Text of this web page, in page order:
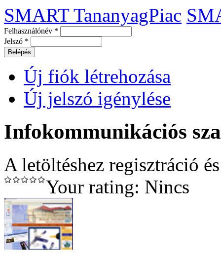
SMART TananyagPiac
Felhasználónév *
Jelszó *
Új fiók létrehozása
Új jelszó igénylése
Infokommunikációs
A letöltéshez regisztráció
Your rating: Nincs